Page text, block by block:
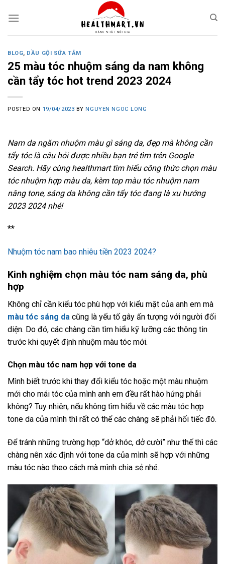
BLOG, DẦU GỘI SỮA TẮM
25 màu tóc nhuộm sáng da nam không
cần tẩy tóc hot trend 2023 2024
POSTED ON 19/04/2023 BY NGUYEN NGOC LONG
Nam da ngăm nhuộm màu gì sáng da, đẹp mà không cần
tẩy tóc là câu hỏi được nhiều bạn trẻ tìm trên Google
Search. Hãy cùng healthmart tìm hiểu công thức chọn màu
tóc nhuộm hợp màu da, kèm top màu tóc nhuộm nam
nâng tone, sáng da không cần tẩy tóc đang là xu hướng
2023 2024 nhé!
**
Nhuộm tóc nam bao nhiêu tiền 2023 2024?
Kinh nghiệm chọn màu tóc nam sáng da, phù
hợp
Không chỉ cần kiểu tóc phù hợp với kiểu mặt của anh em mà
màu tóc sáng da cũng là yếu tố gây ấn tượng với người đối
diện. Do đó, các chàng cần tìm hiểu kỹ lưỡng các thông tin
trước khi quyết định nhuộm màu tóc mới.
Chọn màu tóc nam hợp với tone da
Mình biết trước khi thay đổi kiểu tóc hoặc một màu nhuộm
mới cho mái tóc của mình anh em đều rất hào hứng phải
không? Tuy nhiên, nếu không tìm hiểu về các màu tóc hợp
tone da của mình thì rất có thể các chàng sẽ phải hối tiếc đó.
Để tránh những trường hợp “dở khóc, dở cười” như thế thì các
chàng nên xác định với tone da của mình sẽ hợp với những
màu tóc nào theo cách mà mình chia sẻ nhé.